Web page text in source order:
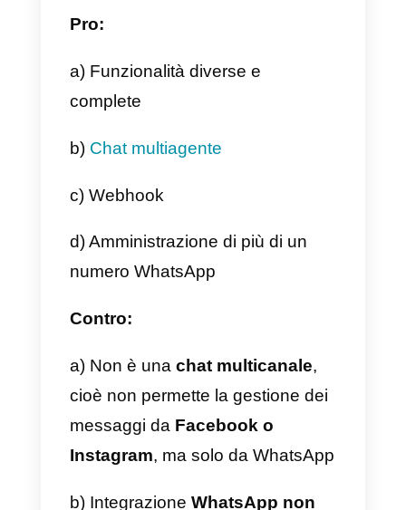
messaggi, all’organizzazione
della chat grazie alla creazione di
tag per classificare gli utenti.
Webhook
automatizzare e programmare i
messaggi di WhatsApp, inviare
sondaggi e creare chatbot.
Puoi integrare un